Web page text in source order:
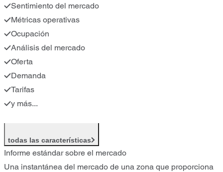
Sentimiento del mercado
Métricas operativas
Ocupación
Análisis del mercado
Oferta
Demanda
Tarifas
y más...
todas las características
Informe estándar sobre el mercado
Una instantánea del mercado de una zona que proporciona